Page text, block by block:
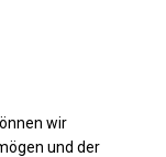
wir
und der